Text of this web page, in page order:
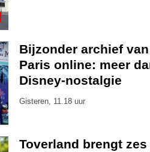
Bijzonder archief
Paris online: meer
Disney-nostalgie
Gisteren, 11.18 uur
Toverland brengt